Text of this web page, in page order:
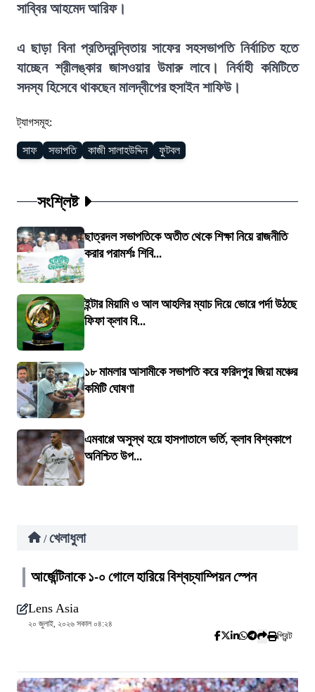
সাব্বির আহমেদ আরিফ।
এ ছাড়া বিনা প্রতিদ্বন্দ্বিতায় সাফের সহসভাপতি নির্বাচিত হতে
যাচ্ছেন শ্রীলঙ্কার জাসওয়ার উমারু লাবে। নির্বাহী কমিটিতে
সদস্য হিসেবে থাকছেন মালদ্বীপের হুসাইন শাফিউ।
ট্যাগসমূহ:
সাফ সভাপতি কাজী সালাহউদ্দিন ফুটবল
সংশ্লিষ্ট
ছাত্রদল সভাপতিকে অতীত থেকে শিক্ষা নিয়ে রাজনীতি
করার পরামর্শঃ শিবি...
ইন্টার মিয়ামি ও আল আহলির ম্যাচ দিয়ে ভোরে পর্দা উঠছে
ফিফা ক্লাব বি...
১৮ মামলার আসামীকে সভাপতি করে ফরিদপুর জিয়া মঞ্চের
কমিটি ঘোষণা
এমবাপ্পে অসুস্থ হয়ে হাসপাতালে ভর্তি, ক্লাব বিশ্বকাপে
অনিশ্চিত উপ...
/ খেলাধুলা
আর্জেন্টিনাকে ১-০ গোলে হারিয়ে বিশ্বচ্যাম্পিয়ন স্পেন
Lens Asia
২০ জুলাই, ২০২৬ সকাল ০৪:২৪
প্রিন্ট